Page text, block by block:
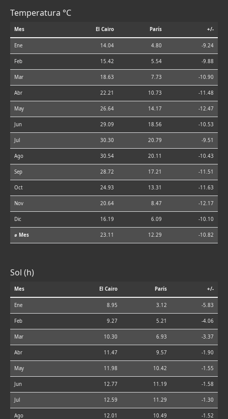
Temperatura °C
Mes El Cairo París +/-
Ene 14.04 4.80 -9.24
Feb 15.42 5.54 -9.88
Mar 18.63 7.73 -10.90
Abr 22.21 10.73 -11.48
May 26.64 14.17 -12.47
Jun 29.09 18.56 -10.53
Jul 30.30 20.79 -9.51
Ago 30.54 20.11 -10.43
Sep 28.72 17.21 -11.51
Oct 24.93 13.31 -11.63
Nov 20.64 8.47 -12.17
Dic 16.19 6.09 -10.10
⌀ Mes 23.11 12.29 -10.82
Sol (h)
Mes El Cairo París +/-
Ene 8.95 3.12 -5.83
Feb 9.27 5.21 -4.06
Mar 10.30 6.93 -3.37
Abr 11.47 9.57 -1.90
May 11.98 10.42 -1.55
Jun 12.77 11.19 -1.58
Jul 12.59 11.29 -1.30
Ago 12.01 10.49 -1.52